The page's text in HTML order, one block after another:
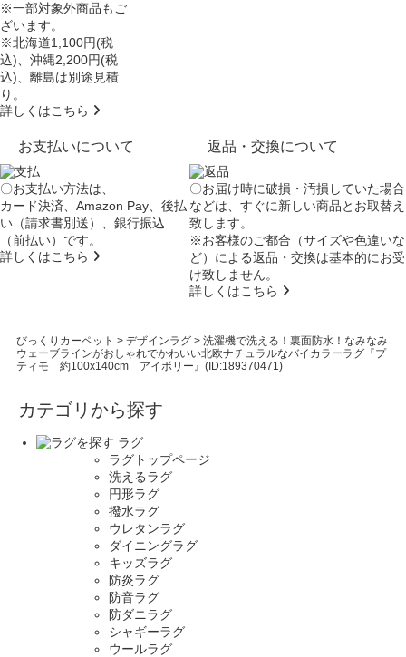
※一部対象外商品もご
ざいます。
※北海道1,100円(税
込)、沖縄2,200円(税
込)、離島は別途見積
り。
詳しくはこちら
お支払いについて
〇お支払い方法は、
カード決済、Amazon Pay、後払
い（請求書別送）、銀行振込
（前払い）です。
詳しくはこちら
返品・交換について
〇お届け時に破損・汚損していた場合
などは、すぐに新しい商品とお取替え
致します。
※お客様のご都合（サイズや色違いな
ど）による返品・交換は基本的にお受
け致しません。
詳しくはこちら
びっくりカーペット > デザインラグ> 洗濯機で洗える！裏面防水！なみなみ
ウェーブラインがおしゃれでかわいい北欧ナチュラルなバイカラーラグ『プ
ティモ 約100x140cm アイボリー』(ID:189370471)
カテゴリから探す
ラグ
ラグトップページ
洗えるラグ
円形ラグ
撥水ラグ
ウレタンラグ
ダイニングラグ
キッズラグ
防炎ラグ
防音ラグ
防ダニラグ
シャギーラグ
ウールラグ